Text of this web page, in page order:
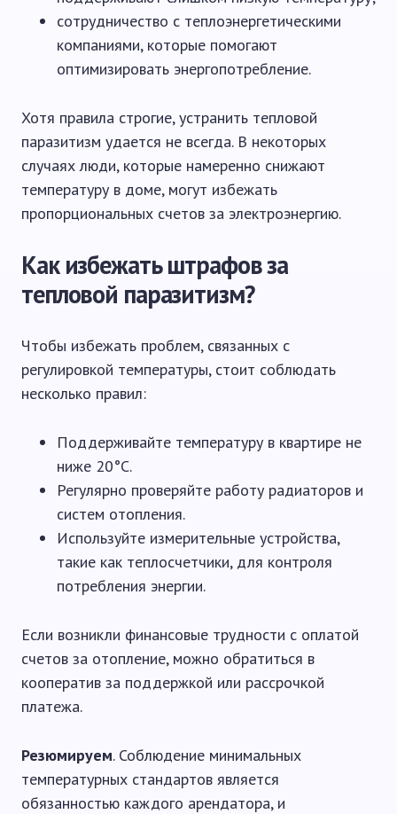
сотрудничество с теплоэнергетическими
компаниями, которые помогают
оптимизировать энергопотребление.
Хотя правила строгие, устранить тепловой
паразитизм удается не всегда. В некоторых
случаях люди, которые намеренно снижают
температуру в доме, могут избежать
пропорциональных счетов за электроэнергию.
Как избежать штрафов за
тепловой паразитизм?
Чтобы избежать проблем, связанных с
регулировкой температуры, стоит соблюдать
несколько правил:
Поддерживайте температуру в квартире не
ниже 20°C.
Регулярно проверяйте работу радиаторов и
систем отопления.
Используйте измерительные устройства,
такие как теплосчетчики, для контроля
потребления энергии.
Если возникли финансовые трудности с оплатой
счетов за отопление, можно обратиться в
кооператив за поддержкой или рассрочкой
платежа.
Резюмируем. Соблюдение минимальных
температурных стандартов является
обязанностью каждого арендатора, и